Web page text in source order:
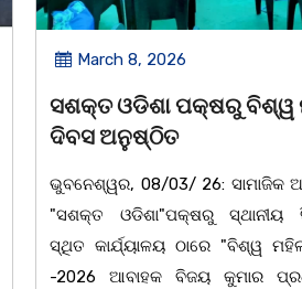
March 8, 2026
ଆନ୍ତର୍ଜାତୀୟ ମହିଳା ଦିବସ
ଉପଲକ୍ଷେ ନାଟକ ‘ଖାଣ୍ଟି ସୁନା’
ଚିଲିକା: ଆନ୍ତର୍ଜାତୀୟ ମହିଳା
ଅବସରରେ ବାଲୁଗାଁସ୍ଥିତ ମା'
ନିକେତନ ର ଓଡ଼ିଆ ଅସ୍ମିତା ଉପରେ
ନାଟକ "ଖାଣ୍ଟି ସୁନା" ଗୈ।ରୀ